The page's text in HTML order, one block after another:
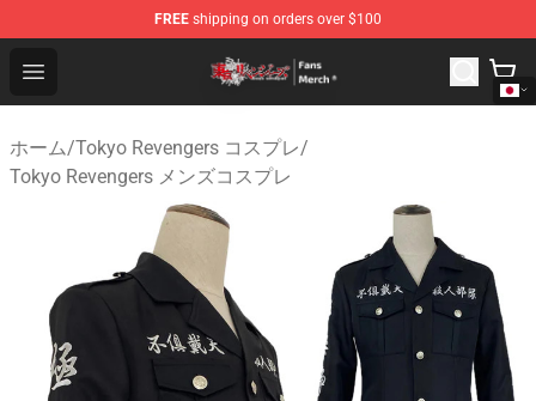
FREE shipping on orders over $100
Open menu
Tokyo Revengers Store - Official Tokyo Revengers
ホーム/Tokyo Revengers コスプレ/
Tokyo Revengers メンズコスプレ